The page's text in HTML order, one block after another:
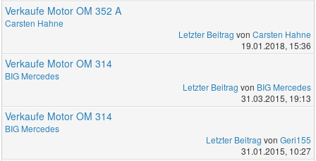
Verkaufe Motor OM 352 A
Carsten Hahne
Letzter Beitrag von Carsten Hahne
19.01.2018, 15:36
Verkaufe Motor OM 314
BIG Mercedes
Letzter Beitrag von BIG Mercedes
31.03.2015, 19:13
Verkaufe Motor OM 314
BIG Mercedes
Letzter Beitrag von Geri155
31.01.2015, 10:27